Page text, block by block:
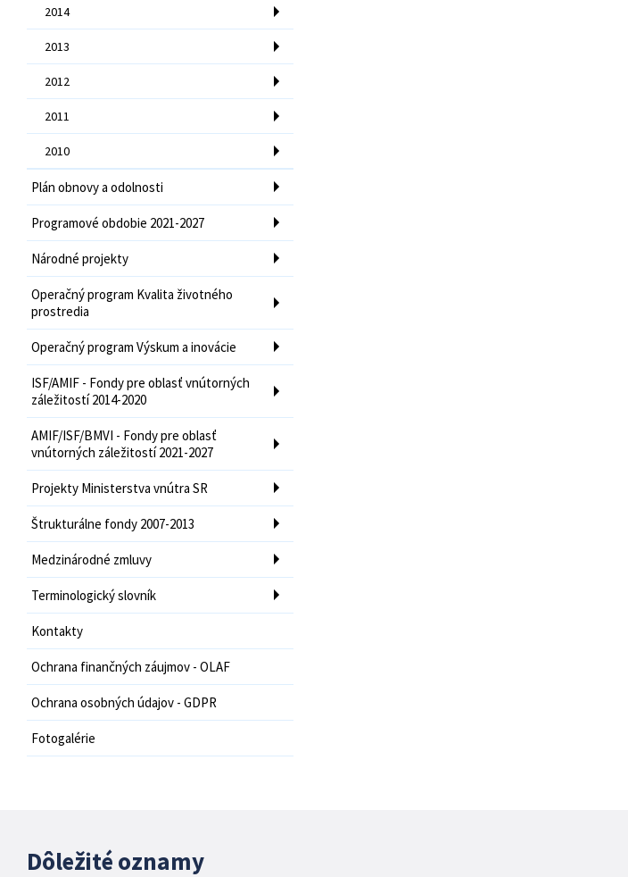
2014
2013
2012
2011
2010
Plán obnovy a odolnosti
Programové obdobie 2021-2027
Národné projekty
Operačný program Kvalita životného
prostredia
Operačný program Výskum a inovácie
ISF/AMIF - Fondy pre oblasť vnútorných
záležitostí 2014-2020
AMIF/ISF/BMVI - Fondy pre oblasť
vnútorných záležitostí 2021-2027
Projekty Ministerstva vnútra SR
Štrukturálne fondy 2007-2013
Medzinárodné zmluvy
Terminologický slovník
Kontakty
Ochrana finančných záujmov - OLAF
Ochrana osobných údajov - GDPR
Fotogalérie
Dôležité oznamy